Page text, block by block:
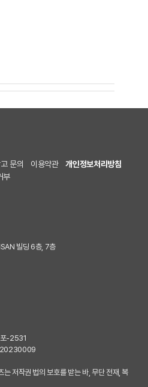
문의 이용약관
개인정보처리방침
부
빌딩 6층, 7층
포-2531
저작권 법의 보호를 받는 바, 무단 전재, 복